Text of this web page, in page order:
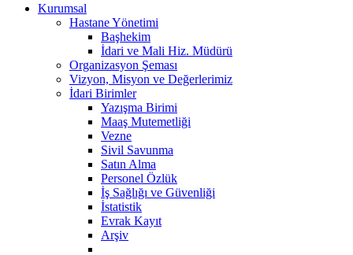
Kurumsal
Hastane Yönetimi
Başhekim
İdari ve Mali Hiz. Müdürü
Organizasyon Şeması
Vizyon, Misyon ve Değerlerimiz
İdari Birimler
Yazışma Birimi
Maaş Mutemetliği
Vezne
Sivil Savunma
Satın Alma
Personel Özlük
İş Sağlığı ve Güvenliği
İstatistik
Evrak Kayıt
Arşiv